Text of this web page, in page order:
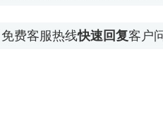
免费客服热线快速回复客户